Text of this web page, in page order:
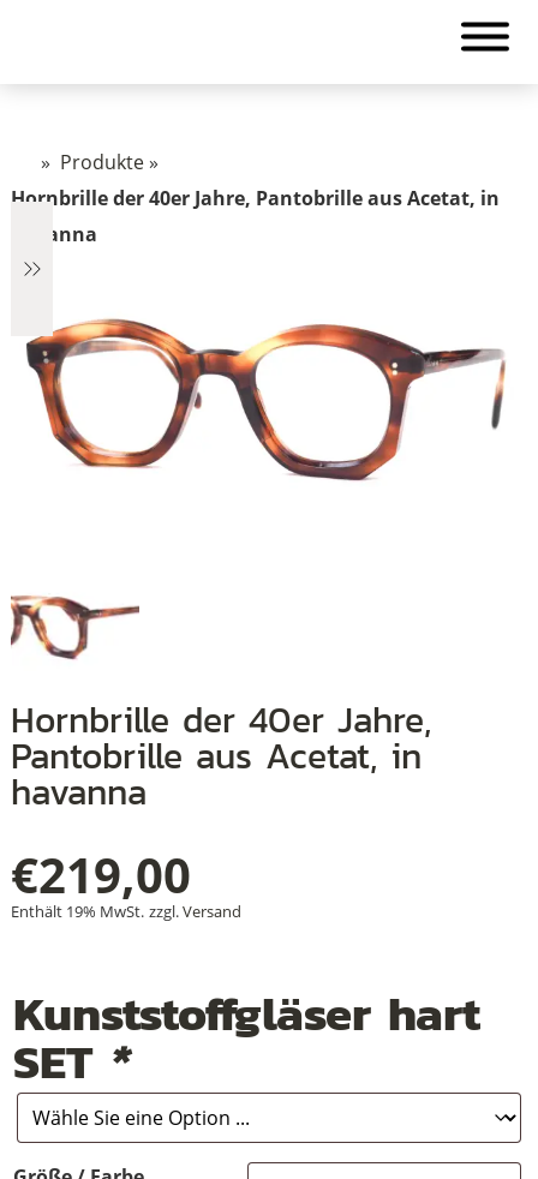
» Produkte»
Hornbrille der 40er Jahre, Pantobrille aus Acetat, in
havanna
Hornbrille der 40er Jahre,
Pantobrille aus Acetat, in
havanna
€219,00
Enthält 19% MwSt. zzgl.Versand
Kunststoffgläser hart
SET *
+
+